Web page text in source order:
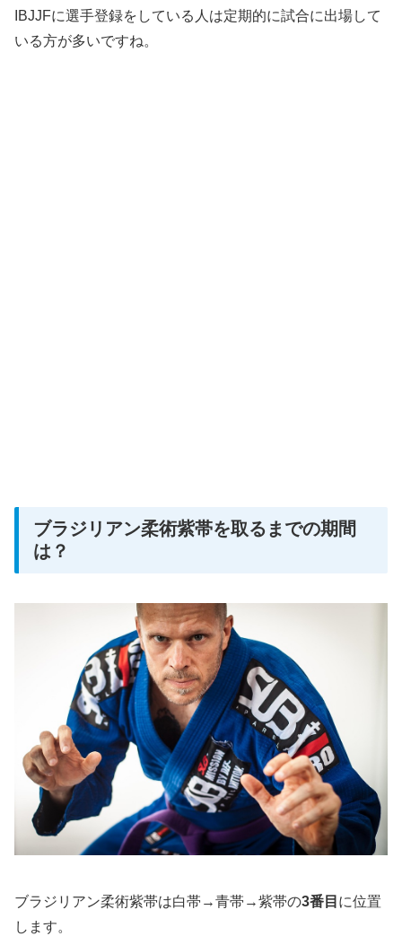
IBJJFに選手登録をしている人は定期的に試合に出場して
いる方が多いですね。
ブラジリアン柔術紫帯を取るまでの期間
は？
ブラジリアン柔術紫帯は白帯→青帯→紫帯の3番目 に位置
します。